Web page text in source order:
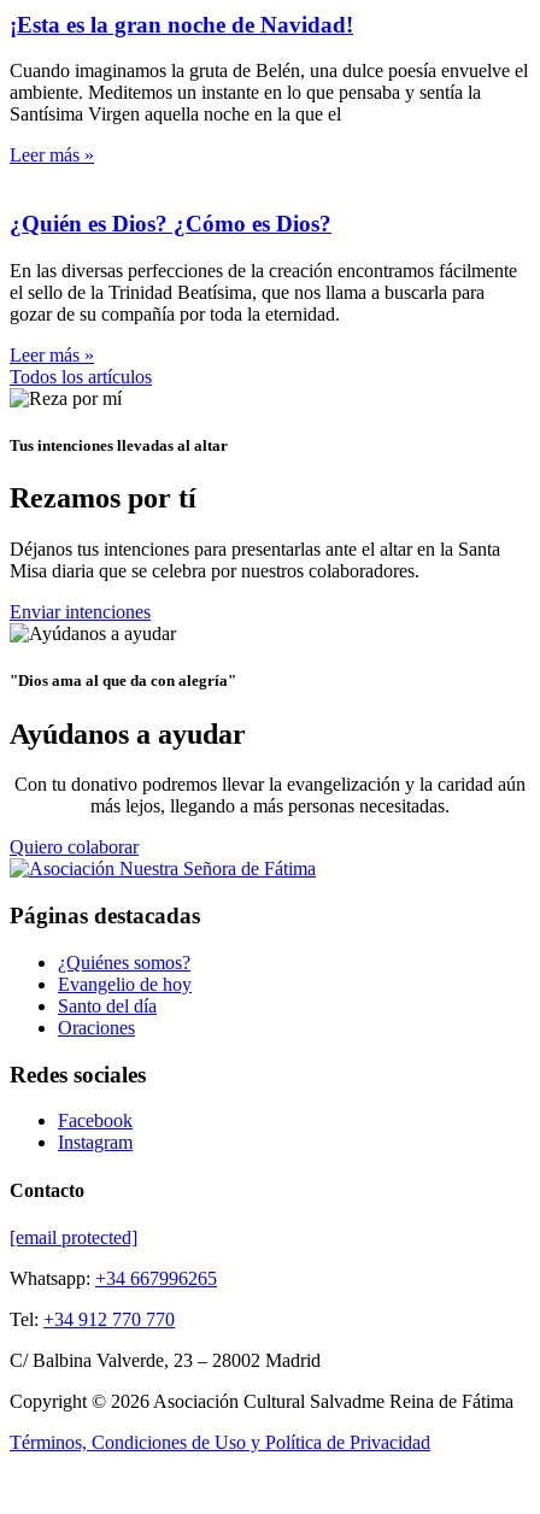
¡Esta es la gran noche de Navidad!
Cuando imaginamos la gruta de Belén, una dulce poesía envuelve el
ambiente. Meditemos un instante en lo que pensaba y sentía la
Santísima Virgen aquella noche en la que el
Leer más »
¿Quién es Dios? ¿Cómo es Dios?
En las diversas perfecciones de la creación encontramos fácilmente
el sello de la Trinidad Beatísima, que nos llama a buscarla para
gozar de su compañía por toda la eternidad.
Leer más »
Todos los artículos
Tus intenciones llevadas al altar
Rezamos por tí
Déjanos tus intenciones para presentarlas ante el altar en la Santa
Misa diaria que se celebra por nuestros colaboradores.
Enviar intenciones
"Dios ama al que da con alegría"
Ayúdanos a ayudar
Con tu donativo podremos llevar la evangelización y la caridad aún
más lejos, llegando a más personas necesitadas.
Quiero colaborar
Páginas destacadas
¿Quiénes somos?
Evangelio de hoy
Santo del día
Oraciones
Redes sociales
Facebook
Instagram
Contacto
[email protected]
Whatsapp: +34 667996265
Tel: +34 912 770 770
C/ Balbina Valverde, 23 – 28002 Madrid
Copyright © 2026 Asociación Cultural Salvadme Reina de Fátima
Términos, Condiciones de Uso y Política de Privacidad